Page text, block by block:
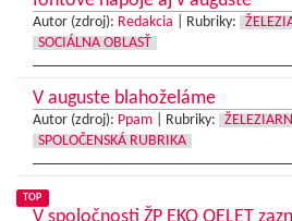
Autor (zdroj): Redakcia Rubriky:
SOCIÁLNA OBLASŤ
V auguste blahoželáme
Autor (zdroj): Ppam Rubriky:
SPOLOČENSKÁ RUBRIKA
TOP